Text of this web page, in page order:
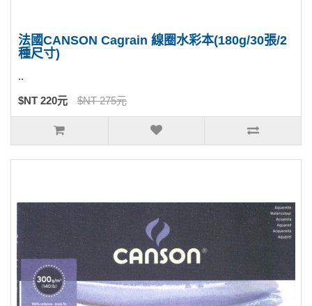
法國CANSON Cagrain 線圈水彩本(180g/30張/2
種尺寸)
..
$NT 220元 $NT 275元